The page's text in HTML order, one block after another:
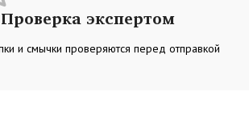
Проверка экспертом
и смычки проверяются перед отправкой